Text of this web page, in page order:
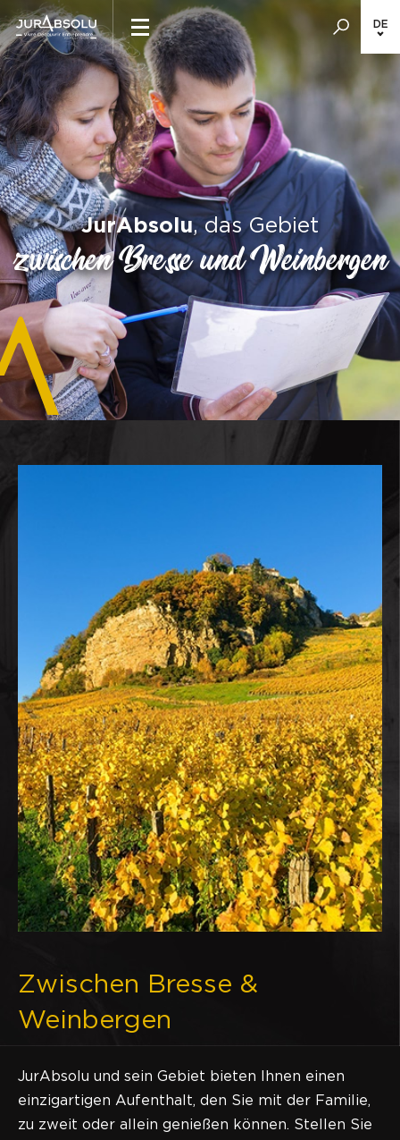
DE
JurAbsolu, das Gebiet
zwischen Bresse und Weinbergen
Zwischen Bresse &
Weinbergen
JurAbsolu und sein Gebiet bieten Ihnen einen
einzigartigen Aufenthalt, den Sie mit der Familie,
zu zweit oder allein genießen können. Stellen Sie